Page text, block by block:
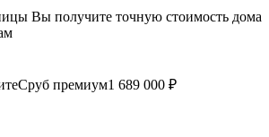
Вы получите точную стоимость дома
Сруб премиум1 689 000 ₽